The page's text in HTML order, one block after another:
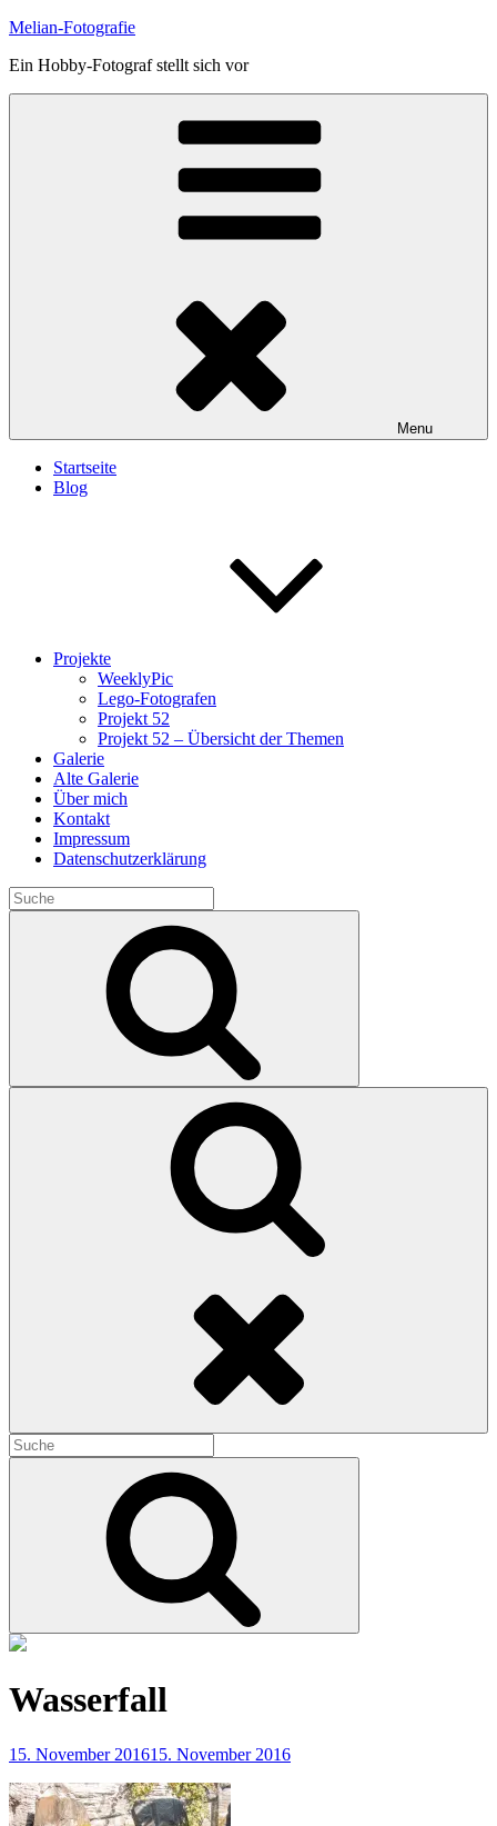
Skip
content
Melian-Fotografie
Ein Hobby-Fotograf stellt sich vor
Menu
Startseite
Blog
Projekte
WeeklyPic
Lego-Fotografen
Projekt 52
Projekt 52 – Übersicht der Themen
Galerie
Alte Galerie
Über mich
Kontakt
Impressum
Datenschutzerklärung
Search
for:
Search
for:
Wasserfall
15. November 201615. November 2016